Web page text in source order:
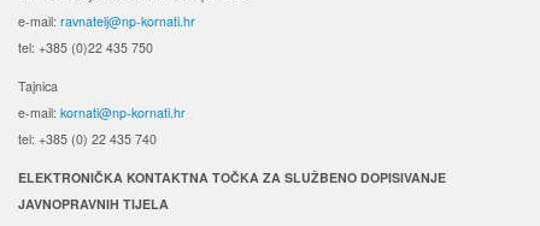
e-mail: ravnatelj@np-kornati.hr
tel: +385 (0)22 435 750
Tajnica
e-mail: kornati@np-kornati.hr
tel: +385 (0) 22 435 740
ELEKTRONIČKA KONTAKTNA TOČKA ZA SLUŽBENO DOPISIVANJE
JAVNOPRAVNIH TIJELA